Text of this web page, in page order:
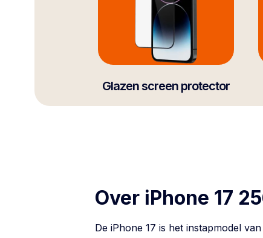
Glazen screen protector
Over iPhone 17
De iPhone 17 is het instapmodel